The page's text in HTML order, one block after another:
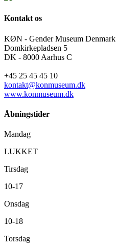
Kontakt os
KØN - Gender Museum Denmark
Domkirkepladsen 5
DK - 8000 Aarhus C
+45 25 45 45 10
kontakt@konmuseum.dk
www.konmuseum.dk
Åbningstider
Mandag
LUKKET
Tirsdag
10-17
Onsdag
10-18
Torsdag